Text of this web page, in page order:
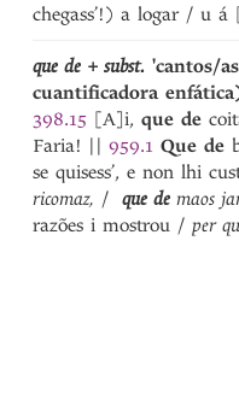
chegass’!) a logar / u
que de +subst. 'cantos/
cuantificadora
398.15 [A]i,que de
Faria! || 959.1 Que de
se quisess’, e non lhi
ricomaz, / que de maos
razões i mostrou /per